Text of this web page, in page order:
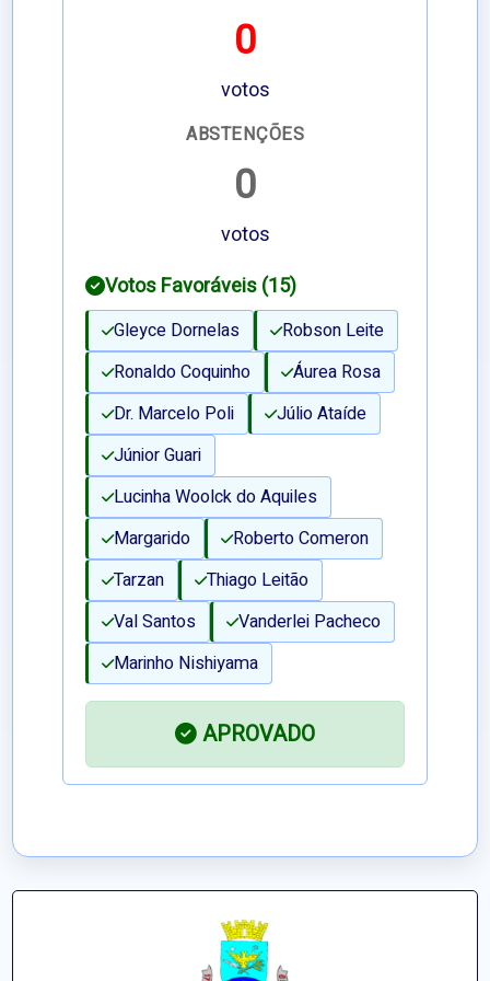
0
votos
ABSTENÇÕES
0
votos
Votos Favoráveis (15)
Gleyce Dornelas
Robson Leite
Ronaldo Coquinho
Áurea Rosa
Dr. Marcelo Poli
Júlio Ataíde
Júnior Guari
Lucinha Woolck do Aquiles
Margarido
Roberto Comeron
Tarzan
Thiago Leitão
Val Santos
Vanderlei Pacheco
Marinho Nishiyama
APROVADO